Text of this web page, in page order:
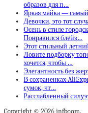
образов для п…
Яркая майка —
Девочки, это тот
Осень в стиле
Понравился блейз…
Этот стильный
Ловите подборку
хочется, чтобы …
Элегантность без
В сохраненках
сумок, чт…
Расслабленный
Copyright © 2026 infboom.